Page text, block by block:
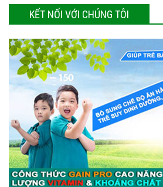
KẾT NỐI VỚI CHÚNG TÔI